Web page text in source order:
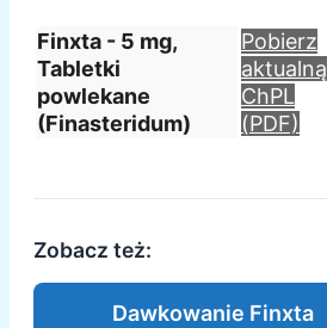
Finxta - 5 mg,
Tabletki
powlekane
(Finasteridum)
Pobierz
aktualną
ChPL
(PDF)
Zobacz też:
Dawkowanie Finxta